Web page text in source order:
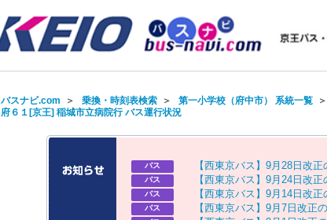
バスナビ.com ＞ 乗換・時刻表検索＞ 第一小学校（府中市） 系統一覧＞
府６１[京王] 稲城市立病院行 バス運行状況
バス 【西東京バス 】 9月 28 日 改正
バス 【西東京バス 】 9月 24 日 改正
バス 【西東京バス 】 9月 14 日 改正
バス 【西東京バス 】 9月 7 日 改正の